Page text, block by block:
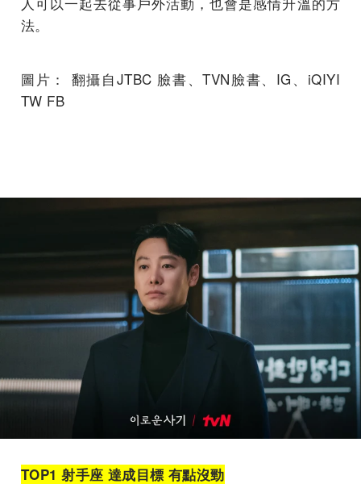
法。
圖片： 翻攝自JTBC 臉書、TVN臉書、IG、iQIYI
TW FB
TOP1 射手座 達成目標 有點沒勁